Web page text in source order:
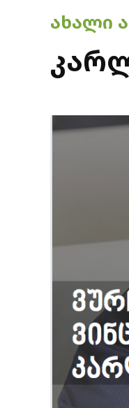
POSTED
ᲐᲮᲐᲚᲘ